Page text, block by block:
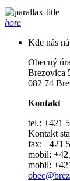
hore
Kde nás
Obecný
Brezovica
082 74
Kontakt
tel.: +421
Kontakt
fax: +421
mobil:
mobil: